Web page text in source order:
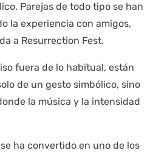
Parejas de todo tipo se han
la experiencia con amigos,
a Resurrection Fest.
fuera de lo habitual, están
de un gesto simbólico, sino
la música y la intensidad
ha convertido en uno de los